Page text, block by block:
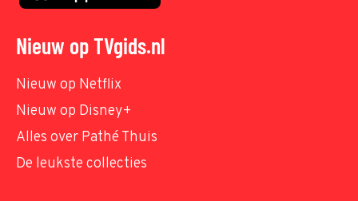
Nieuw op TVgids.nl
Nieuw op Netflix
Nieuw op Disney+
Alles over Pathé Thuis
De leukste collecties